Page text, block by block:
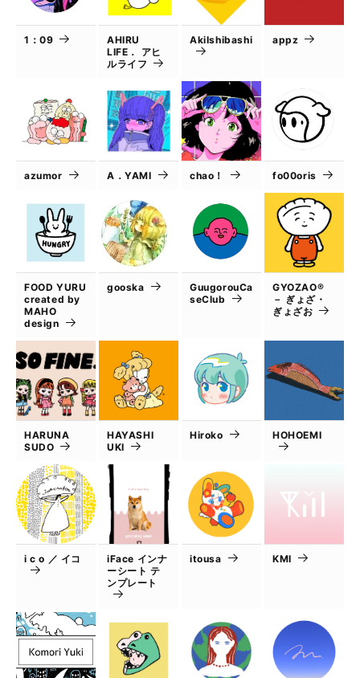
1：09
AHIRU
LIFE． アヒ
ルライフ
AkiIshibashi appz
azumor A．YAMI chao！ fo00oris
FOOD YURU
created by
MAHO
design
gooska
GuugorouCa
seClub
GYOZAO®
－ ぎょざ・
ぎょざお
HARUNA
SUDO
HAYASHI
UKI
Hiroko HOHOEMI
i c o ／ イコ
iFace インナ
ーシート テ
ンプレート
itousa KMI